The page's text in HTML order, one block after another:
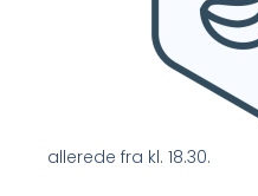
allerede fra kl. 18.30.